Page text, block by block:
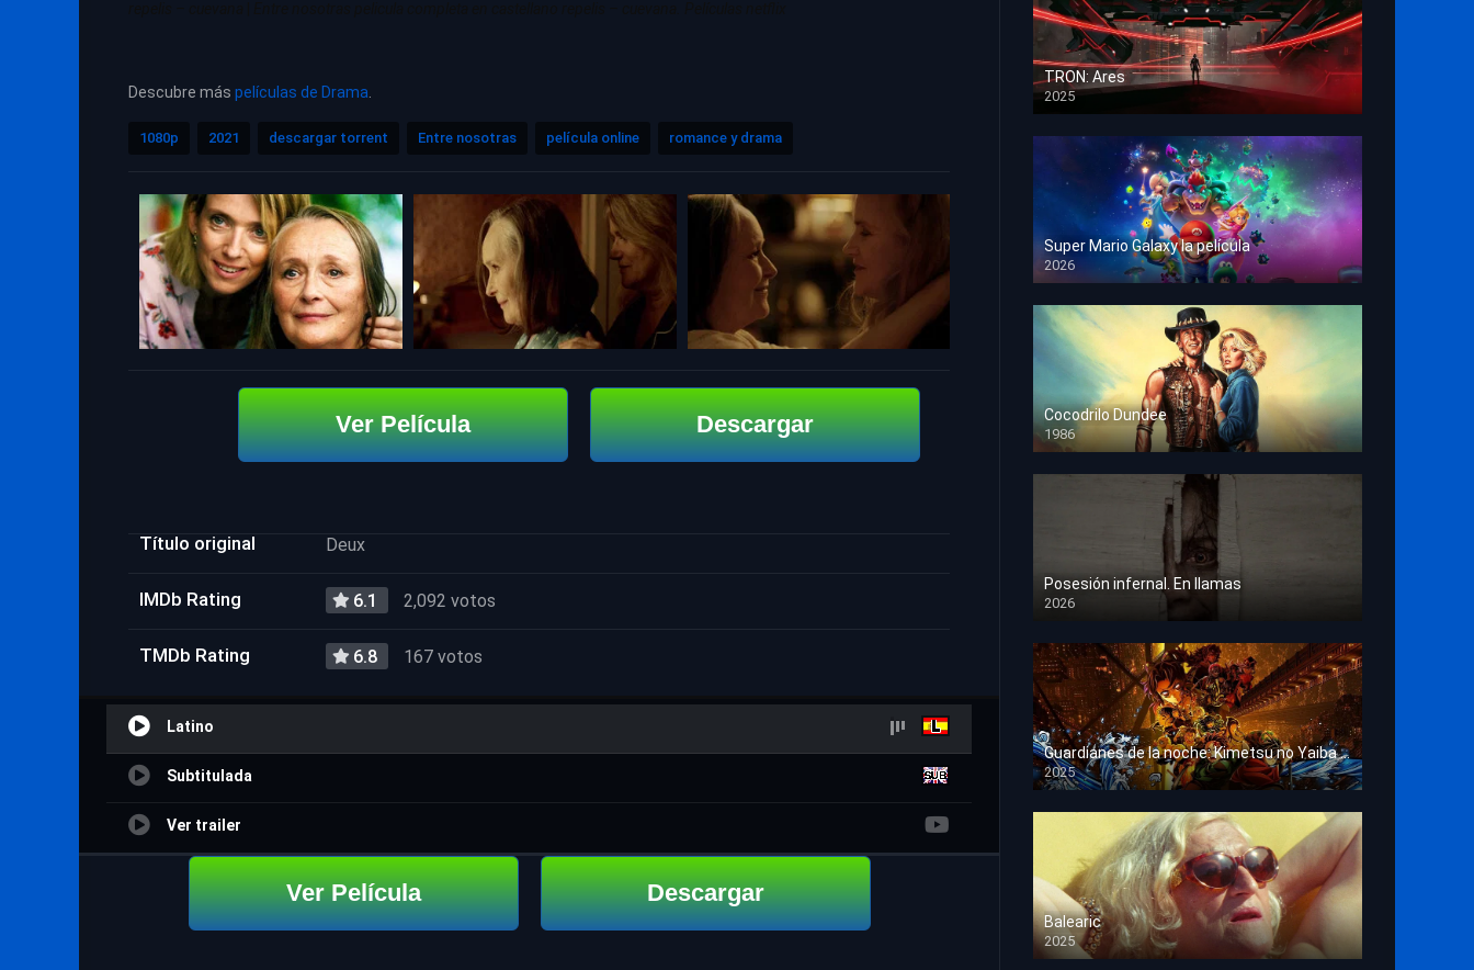
Descubre más películas de Drama
1080p 2021 descargar torrent Entre nosotras película online romance y drama
Ver Película Descargar
Título original Deux
IMDb Rating 6.1 2,092 votos
TMDb Rating 6.8 167 votos
Latino
Subtitulada
Ver trailer
Ver Película Descargar
TRON: Ares
2025
HD 1080p
Super Mario Galaxy la película
2026
HD 1080p
Cocodrilo Dundee
1986
HD 1080p
Posesión infernal. En llamas
2026
HD 1080p
Guardianes de la noche: Kimetsu no Yaiba La fortaleza infinita
2025
HD 1080p
Balearic
2025
HD 1080p